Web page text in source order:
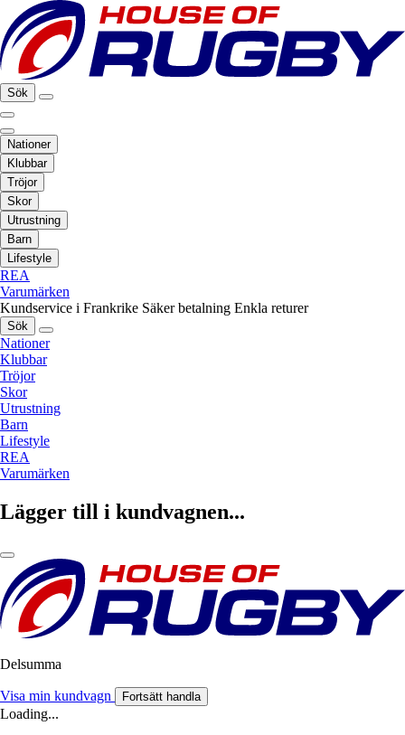
Sök
Nationer
Klubbar
Tröjor
Skor
Utrustning
Barn
Lifestyle
REA
Varumärken
Kundservice i Frankrike Säker betalning Enkla returer
Sök
Nationer
Klubbar
Tröjor
Skor
Utrustning
Barn
Lifestyle
REA
Varumärken
Lägger till i kundvagnen...
Delsumma
Visa min kundvagn Fortsätt handla
Loading...